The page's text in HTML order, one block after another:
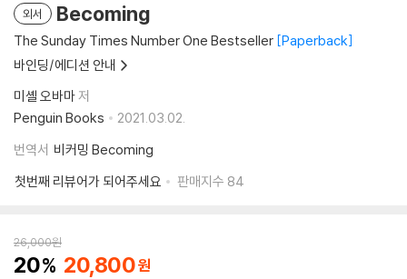
외서 Becoming
The Sunday Times Number One Bestseller Paperback
바인딩/에디션 안내
미셸 오바마저
Penguin Books
2021.03.02.
번역서 비커밍 Becoming
첫번째 리뷰어가 되어주세요
판매지수 84
26,000원
20 20,800